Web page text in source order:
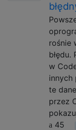
rośnie
w
innych
te
przez
45